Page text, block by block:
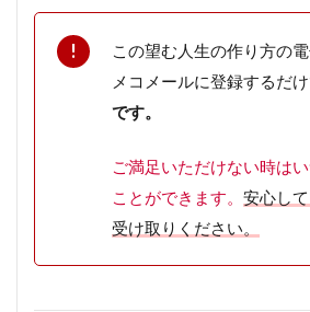
この望む人生の作り方の
メコメールに登録するだ
です。
ご満足いただけない時は
ことができます。 安心し
受け取りください。